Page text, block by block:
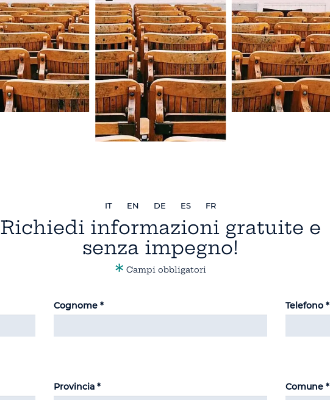
IT EN DE ES FR
Richiedi informazioni gratuite e
senza impegno!
* Campi obbligatori
Cognome * Telefono *
Provincia * Comune *